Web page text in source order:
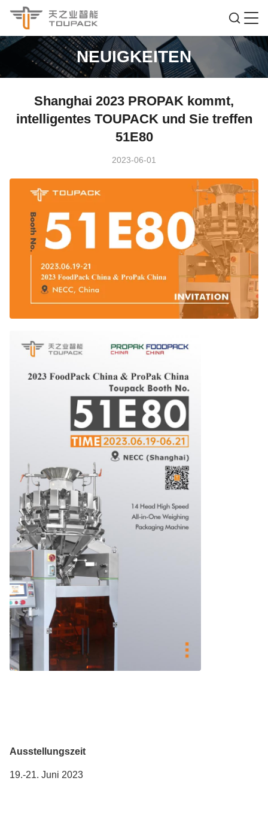
NEUIGKEITEN
Shanghai 2023 PROPAK kommt,
intelligentes TOUPACK und Sie treffen
51E80
2023-06-01
Ausstellungszeit
19.-21. Juni 2023